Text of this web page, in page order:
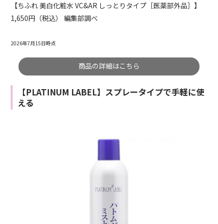
【ちふれ 美白化粧水 VC&AR しっとりタイプ［医薬部外品］】
1,650円（税込） 編集部調べ
2026年7月15日時点
商品の詳細はこちら
【PLATINUM LABEL】スプレータイプで手軽に使
える